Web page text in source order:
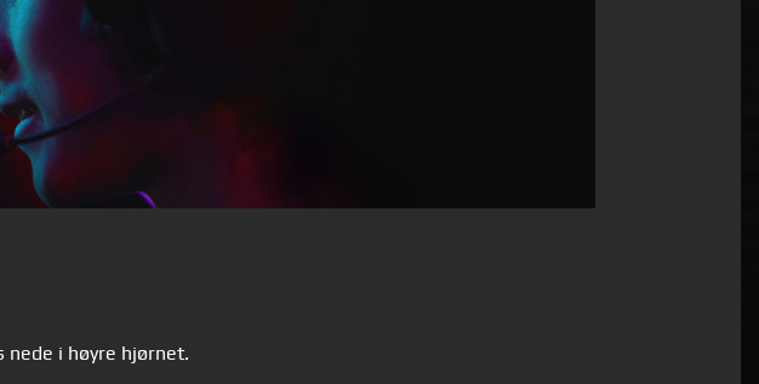
nede i høyre hjørnet.